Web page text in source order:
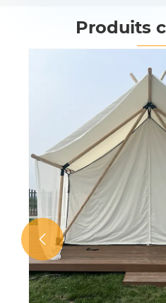
Produits
Tente de
couche
Voir plus >>
